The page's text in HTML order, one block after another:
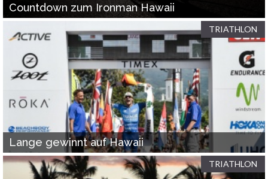
Countdown zum Ironman Hawaii
TRIATHLON
Lange gewinnt auf Hawaii
TRIATHLON